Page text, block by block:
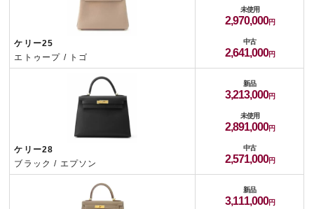
ケリー25
エトゥープ / トゴ
未使用
2,970,000
中古
2,641,000
ケリー28
ブラック / エプソン
新品
3,213,000
未使用
2,891,000
中古
2,571,000
新品
3,111,000